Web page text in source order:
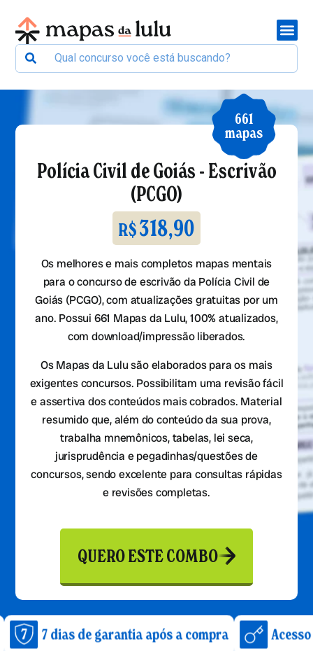
661
mapas
Polícia Civil de Goiás - Escrivão
(PCGO)
R$318,90
Os melhores e mais completos mapas mentais
para o concurso de escrivão da Polícia Civil de
Goiás (PCGO), com atualizações gratuitas por um
ano. Possui 661 Mapas da Lulu, 100% atualizados,
com download/impressão liberados.
Os Mapas da Lulu são elaborados para os mais
exigentes concursos. Possibilitam uma revisão fácil
e assertiva dos conteúdos mais cobrados. Material
resumido que, além do conteúdo da sua prova,
trabalha mnemônicos, tabelas, lei seca,
jurisprudência e pegadinhas/questões de
concursos, sendo excelente para consultas rápidas
e revisões completas.
QUERO ESTE COMBO
de garantia após a compra Acesso imediato